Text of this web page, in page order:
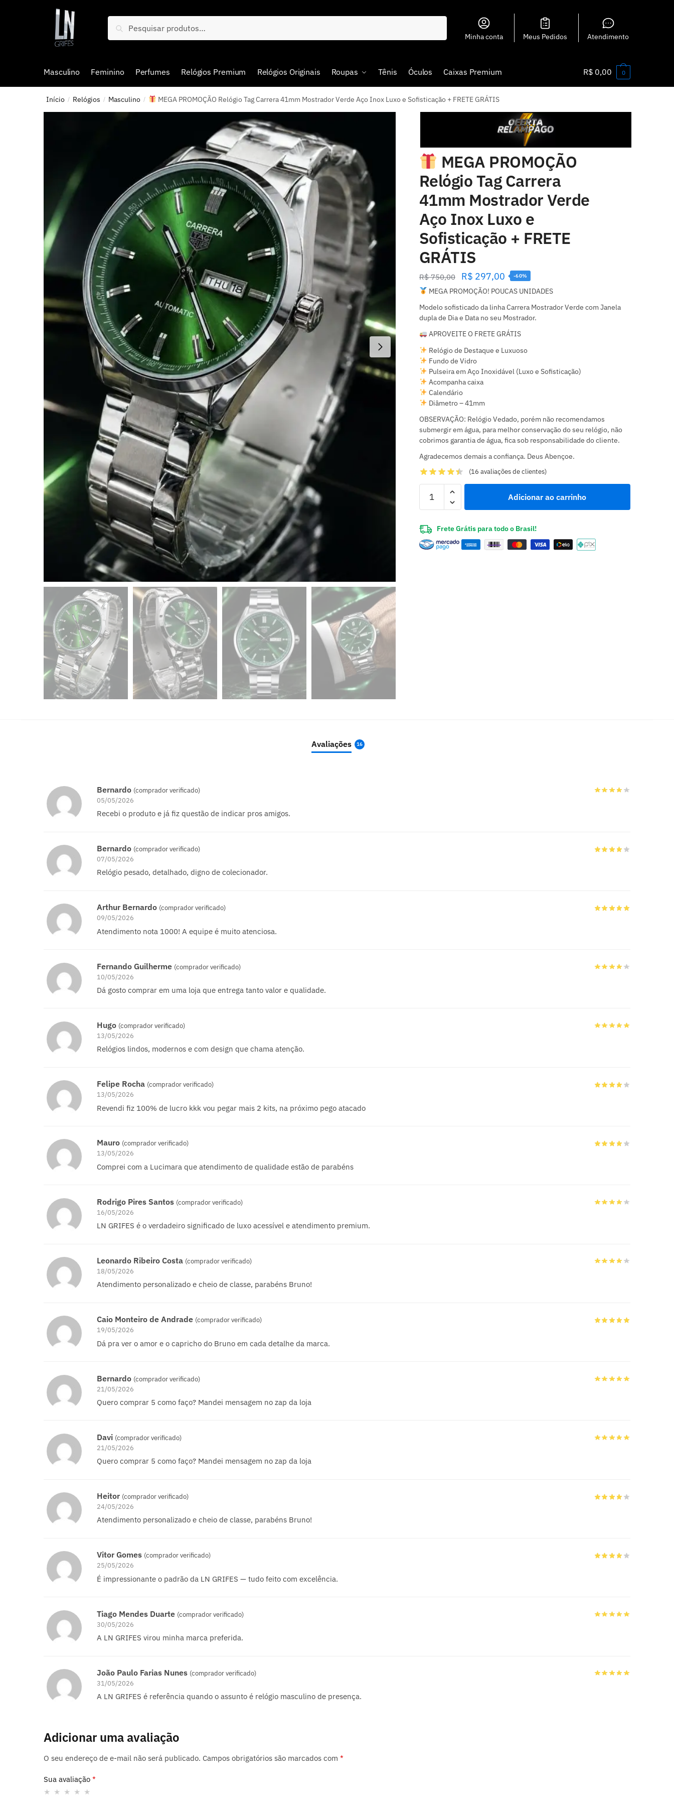
Pesquisar
Minha conta Meus Pedidos Atendimento
Masculino Feminino Perfumes Relógios Premium Relógios Originais Roupas Tênis Óculos Caixas Premium R$ 0,00 0
Início / Relógios / Masculino / MEGA PROMOÇÃO Relógio Tag Carrera 41mm Mostrador Verde Aço Inox Luxo e Sofisticação + FRETE GRÁTIS
MEGA PROMOÇÃO
Relógio Tag Carrera
41mm Mostrador Verde
Aço Inox Luxo e
Sofisticação + FRETE
GRÁTIS
R$750,00 R$ 297,00 -60%
MEGA PROMOÇÃO! POUCAS UNIDADES
Modelo sofisticado da linha Carrera Mostrador Verde com Janela
dupla de Dia e Data no seu Mostrador.
APROVEITE O FRETE GRÁTIS
Relógio de Destaque e Luxuoso
Fundo de Vidro
Pulseira em Aço Inoxidável (Luxo e Sofisticação)
Acompanha caixa
Calendário
Diâmetro – 41mm
OBSERVAÇÃO: Relógio Vedado, porém não recomendamos
submergir em água, para melhor conservação do seu relógio, não
cobrimos garantia de água, fica sob responsabilidade do cliente.
Agradecemos demais a confiança. Deus Abençoe.
(16 avaliações de clientes)
Adicionar ao carrinho
Frete Grátis para todo o Brasil!
Avaliações 16
Bernardo (comprador verificado)
05/05/2026
Recebi o produto e já fiz questão de indicar pros amigos.
Bernardo (comprador verificado)
07/05/2026
Relógio pesado, detalhado, digno de colecionador.
Arthur Bernardo (comprador verificado)
09/05/2026
Atendimento nota 1000! A equipe é muito atenciosa.
Fernando Guilherme (comprador verificado)
10/05/2026
Dá gosto comprar em uma loja que entrega tanto valor e qualidade.
Hugo (comprador verificado)
13/05/2026
Relógios lindos, modernos e com design que chama atenção.
Felipe Rocha (comprador verificado)
13/05/2026
Revendi fiz 100% de lucro kkk vou pegar mais 2 kits, na próximo pego atacado
Mauro (comprador verificado)
13/05/2026
Comprei com a Lucimara que atendimento de qualidade estão de parabéns
Rodrigo Pires Santos (comprador verificado)
16/05/2026
LN GRIFES é o verdadeiro significado de luxo acessível e atendimento premium.
Leonardo Ribeiro Costa (comprador verificado)
18/05/2026
Atendimento personalizado e cheio de classe, parabéns Bruno!
Caio Monteiro de Andrade (comprador verificado)
19/05/2026
Dá pra ver o amor e o capricho do Bruno em cada detalhe da marca.
Bernardo (comprador verificado)
21/05/2026
Quero comprar 5 como faço? Mandei mensagem no zap da loja
Davi (comprador verificado)
21/05/2026
Quero comprar 5 como faço? Mandei mensagem no zap da loja
Heitor (comprador verificado)
24/05/2026
Atendimento personalizado e cheio de classe, parabéns Bruno!
Vitor Gomes (comprador verificado)
25/05/2026
É impressionante o padrão da LN GRIFES — tudo feito com excelência.
Tiago Mendes Duarte (comprador verificado)
30/05/2026
A LN GRIFES virou minha marca preferida.
João Paulo Farias Nunes (comprador verificado)
31/05/2026
A LN GRIFES é referência quando o assunto é relógio masculino de presença.
Adicionar uma avaliação
O seu endereço de e-mail não será publicado. Campos obrigatórios são marcados com*
Sua avaliação*